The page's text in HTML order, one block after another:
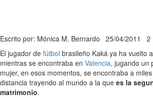
Escrito por: Mónica M. Bernardo 25/04/2011 2
El jugador de fútbol brasileño Kaká ya ha vuelto
mientras se encontraba en Valencia, jugando un
mujer, en esos momentos, se encontraba a
distancia trayendo al mundo a la que es la
matrimonio.